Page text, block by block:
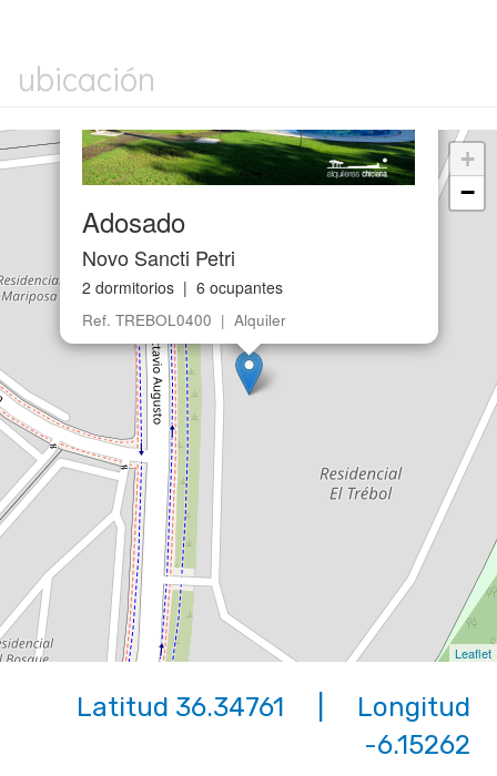
ubicación
Adosado
Novo Sancti Petri
2 dormitorios | 6 ocupantes
Ref. TREBOL0400 | Alquiler
+
−
Leaflet
Latitud 36.34761 | Longitud
-6.15262